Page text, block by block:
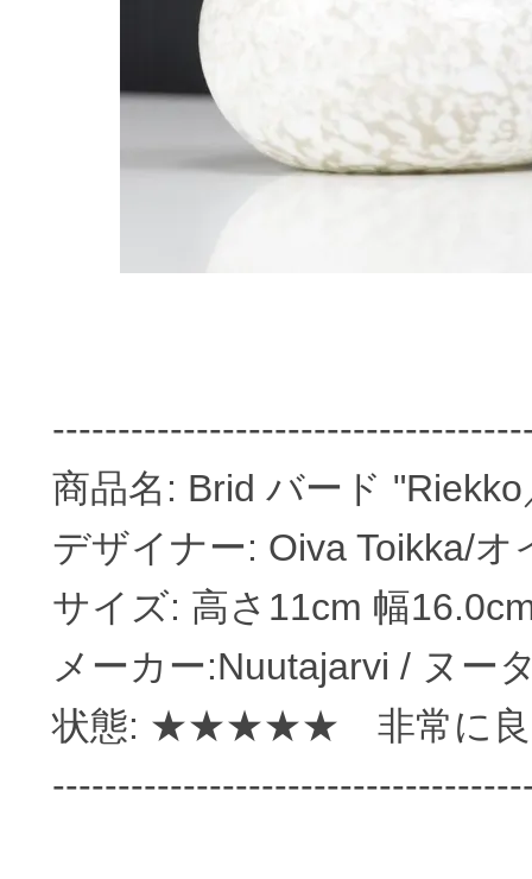
商品名: Brid バード
デザイナー: Oiva Toikka/
サイズ: 高さ11cm 幅
メーカー:Nuutajarvi / ヌー
状態: ★★★★★ 非常に